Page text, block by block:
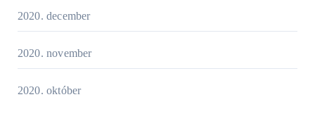
2020. december
2020. november
2020. október